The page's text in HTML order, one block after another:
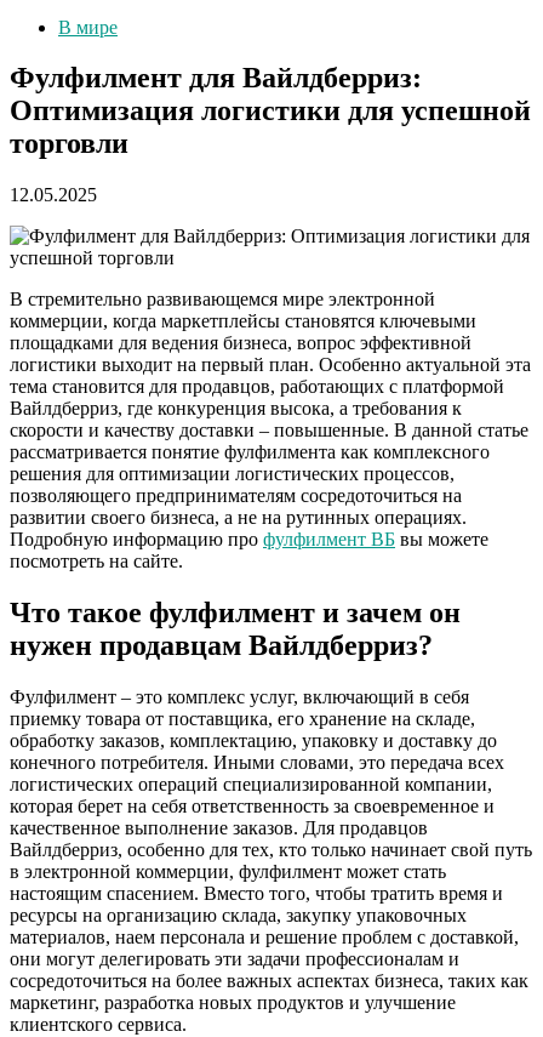
В мире
Фулфилмент для Вайлдберриз:
Оптимизация логистики для успешной
торговли
12.05.2025
В стремительно развивающемся мире электронной
коммерции, когда маркетплейсы становятся ключевыми
площадками для ведения бизнеса, вопрос эффективной
логистики выходит на первый план. Особенно актуальной эта
тема становится для продавцов, работающих с платформой
Вайлдберриз, где конкуренция высока, а требования к
скорости и качеству доставки – повышенные. В данной статье
рассматривается понятие фулфилмента как комплексного
решения для оптимизации логистических процессов,
позволяющего предпринимателям сосредоточиться на
развитии своего бизнеса, а не на рутинных операциях.
Подробную информацию про фулфилмент ВБ вы можете
посмотреть на сайте.
Что такое фулфилмент и зачем он
нужен продавцам Вайлдберриз?
Фулфилмент – это комплекс услуг, включающий в себя
приемку товара от поставщика, его хранение на складе,
обработку заказов, комплектацию, упаковку и доставку до
конечного потребителя. Иными словами, это передача всех
логистических операций специализированной компании,
которая берет на себя ответственность за своевременное и
качественное выполнение заказов. Для продавцов
Вайлдберриз, особенно для тех, кто только начинает свой путь
в электронной коммерции, фулфилмент может стать
настоящим спасением. Вместо того, чтобы тратить время и
ресурсы на организацию склада, закупку упаковочных
материалов, наем персонала и решение проблем с доставкой,
они могут делегировать эти задачи профессионалам и
сосредоточиться на более важных аспектах бизнеса, таких как
маркетинг, разработка новых продуктов и улучшение
клиентского сервиса.